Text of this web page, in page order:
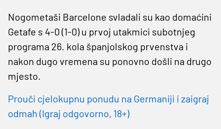
Nogometaši Barcelone svladali su kao domaćini
Getafe s 4-0 (1-0) u prvoj utakmici subotnjeg
programa 26. kola španjolskog prvenstva i
nakon dugo vremena su ponovno došli na drugo
mjesto.
Prouči cjelokupnu ponudu na Germaniji i zaigraj
odmah (Igraj odgovorno, 18+)